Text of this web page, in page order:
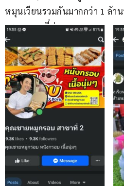
หมุนเวียนรวมกันมากกว่า 1 ล้า
กรกฎาคม ที่ผ่านมา